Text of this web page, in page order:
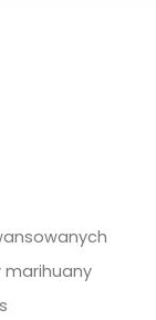
marihuany